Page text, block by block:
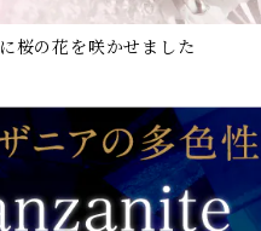
桜の花を咲かせました